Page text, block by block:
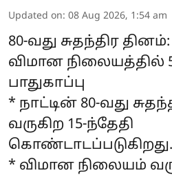
Updated on: 08 Aug 2026, 1:54 am
80-வது சுதந்திர
விமான நிலையத்தில்
பாதுகாப்பு
* நாட்டின் 80-வது
வருகிற 15-ந்தேதி
கொண்டாடப்படுகிறது.
* விமான நிலையம்